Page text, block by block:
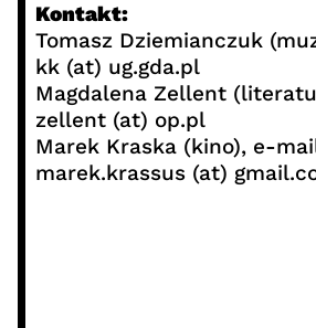
Kontakt:
Tomasz Dziemianczuk
kk (at) ug.gda.pl
Magdalena Zellent
zellent (at) op.pl
Marek Kraska (kino), e-
marek.krassus (at)